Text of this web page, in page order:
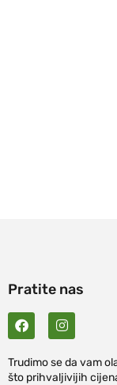
Pratite nas
Trudimo se da vam
što prihvaljivijih